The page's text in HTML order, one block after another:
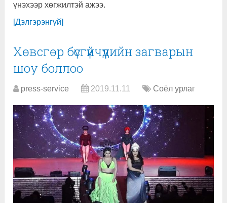
үнэхээр хөгжилтэй ажээ.
[Дэлгэрэнгүй]
Хөвсгөр бүсгүйчүүдийн загварын
шоу боллоо
press-service 2019.11.11 Соёл урлаг